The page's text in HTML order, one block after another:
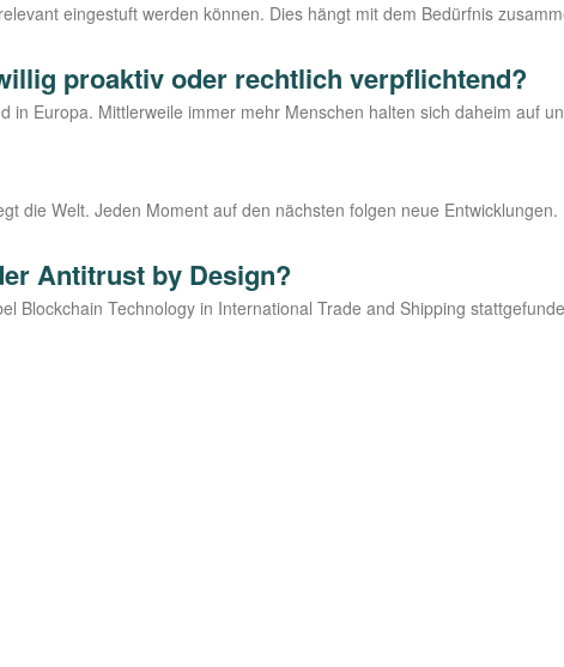
ein­ge­stuft wer­den kön­nen. Dies hängt mit dem Bedürf­nis
proaktiv oder rechtlich verpflichtend?
Euro­pa. Mitt­ler­wei­le immer mehr Men­schen hal­ten sich daheim auf
die Welt. Jeden Moment auf den nächs­ten fol­gen neue
Antitrust by Design?
Block­chain Tech­no­lo­gy in Inter­na­tio­nal Trade and Ship­ping